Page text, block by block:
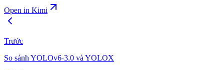
Open in Kimi
Trước
So sánh YOLOv6-3.0 và YOLOX